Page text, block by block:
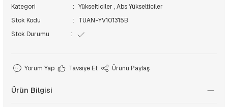
Kategori Yükselticiler ,Abs Yükselticiler
Stok Kodu
TUAN-YV101315B
Stok Durumu
Yorum Yap Tavsiye Et Ürünü Paylaş
Ürün Bilgisi